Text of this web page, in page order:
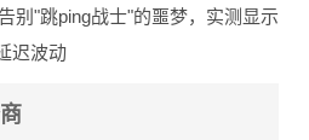
别"跳ping战士"的噩梦，实测显示
迟波动